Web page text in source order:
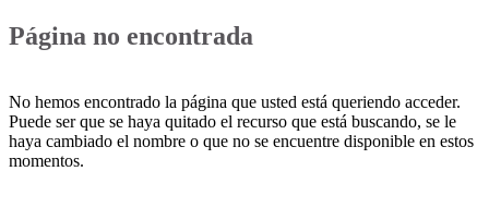
Página no encontrada
No hemos encontrado la página que usted está queriendo acceder.
Puede ser que se haya quitado el recurso que está buscando, se le
haya cambiado el nombre o que no se encuentre disponible en estos
momentos.